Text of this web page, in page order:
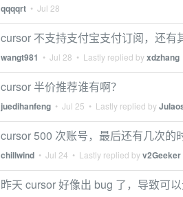
qqqqrt • Jul 28
cursor 不支持支付宝支付订阅，还有
wangt981 • Jul 28 • Lastly replied byxdzhang
cursor 半价推荐谁有啊？
juedihanfeng • Jul 25 • Lastly replied by
cursor 500 次账号，最后还有几次的
chillwind • Jul 24 • Lastly replied byv2Geeker
昨天 cursor 好像出 bug 了，导致可